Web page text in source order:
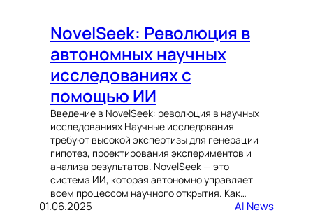
NovelSeek: Революция в
автономных научных
исследованиях с
помощью ИИ
Введение в NovelSeek: революция в научных
исследованиях Научные исследования
требуют высокой экспертизы для генерации
гипотез, проектирования экспериментов и
анализа результатов. NovelSeek — это
система ИИ, которая автономно управляет
всем процессом научного открытия. Как…
01.06.2025 AI News